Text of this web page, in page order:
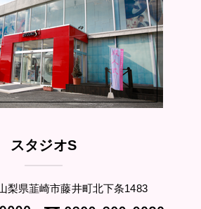
スタジオS
梨県韮崎市藤井町北下条1483